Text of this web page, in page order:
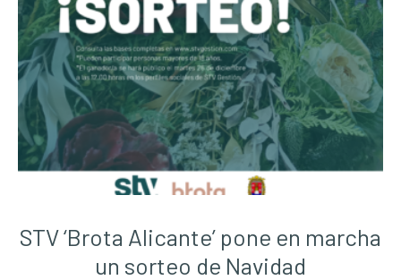
STV ‘Brota Alicante’ pone en marcha
un sorteo de Navidad